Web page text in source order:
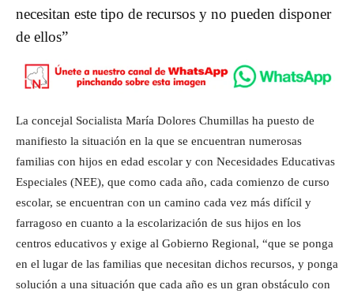
necesitan este tipo de recursos y no pueden disponer
de ellos”
La concejal Socialista María Dolores Chumillas ha puesto de
manifiesto la situación en la que se encuentran numerosas
familias con hijos en edad escolar y con Necesidades Educativas
Especiales (NEE), que como cada año, cada comienzo de curso
escolar, se encuentran con un camino cada vez más difícil y
farragoso en cuanto a la escolarización de sus hijos en los
centros educativos y exige al Gobierno Regional, “que se ponga
en el lugar de las familias que necesitan dichos recursos, y ponga
solución a una situación que cada año es un gran obstáculo con